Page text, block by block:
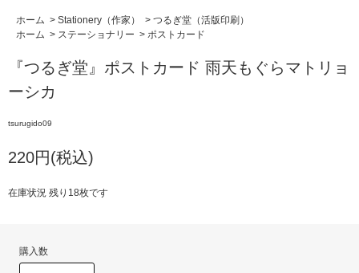
ホーム > Stationery（作家） > つるぎ堂（活版印刷）
ホーム > ステーショナリー > ポストカード
『つるぎ堂』ポストカード 雨天もぐらマトリョ
ーシカ
tsurugido09
220円(税込)
在庫状況 残り18枚です
購入数